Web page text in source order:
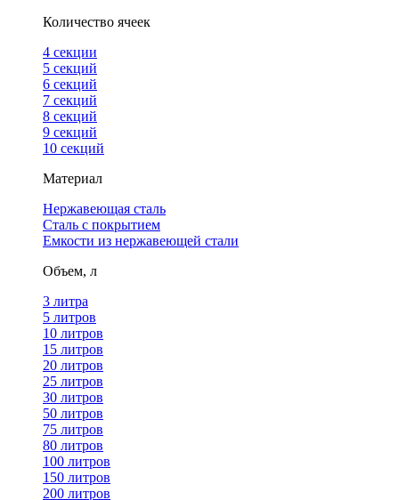
Количество ячеек
4 cекции
5 секций
6 секций
7 секций
8 секций
9 секций
10 секций
Материал
Нержавеющая сталь
Сталь с покрытием
Емкости из нержавеющей стали
Объем, л
3 литра
5 литров
10 литров
15 литров
20 литров
25 литров
30 литров
50 литров
75 литров
80 литров
100 литров
150 литров
200 литров